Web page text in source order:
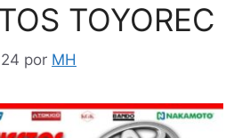
TOYOREC
por MH